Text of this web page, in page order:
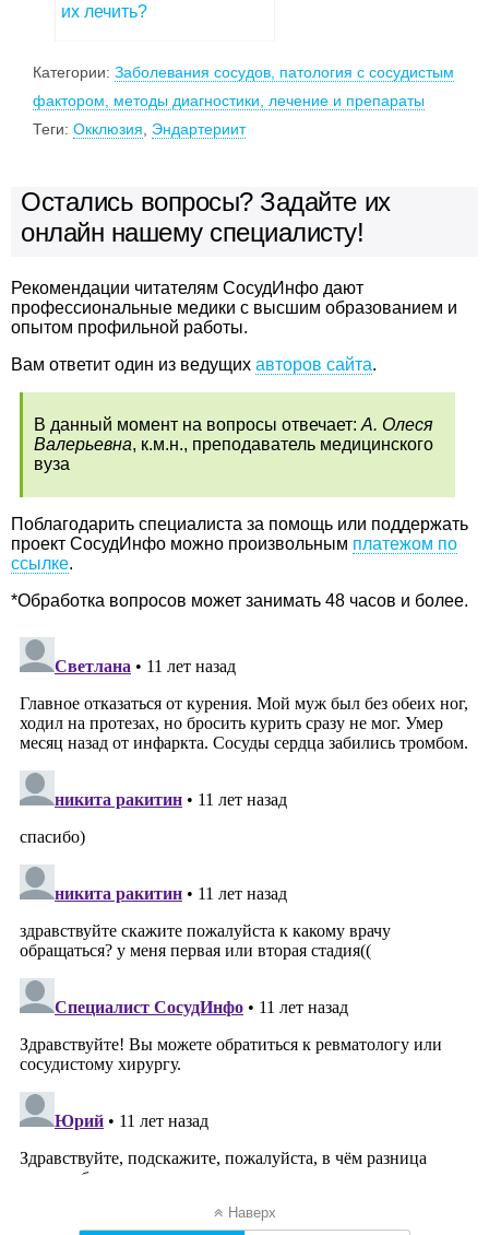
их лечить?
Категории: Заболевания сосудов, патология с сосудистым
фактором, методы диагностики, лечение и препараты
Теги: Окклюзия Эндартериит
Остались вопросы? Задайте их
онлайн нашему специалисту!
Рекомендации читателям СосудИнфо дают
профессиональные медики с высшим образованием и
опытом профильной работы.
Вам ответит один из ведущих авторов сайта.
В данный момент на вопросы отвечает: А. Олеся
Валерьевна, к.м.н., преподаватель медицинского
вуза
Поблагодарить специалиста за помощь или поддержать
проект СосудИнфо можно произвольным платежом по
ссылке.
*Обработка вопросов может занимать 48 часов и более.
Наверх